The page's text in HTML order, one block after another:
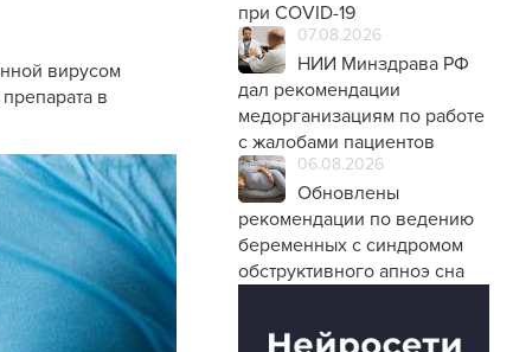
вирусом
в
при COVID-19
07.08.2026
НИИ Минздрава РФ
дал рекомендации
медорганизациям по работе
с жалобами пациентов
06.08.2026
Обновлены
рекомендации по ведению
беременных с синдромом
обструктивного апноэ сна